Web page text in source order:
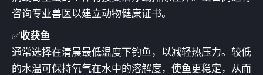
咨询专业兽医以建立动物健康证书。
✅收获鱼
通常选择在清晨最低温度下钓鱼，以减轻热压力。较低
的水温可保持氧气在水中的溶解度，使鱼更稳定，从而